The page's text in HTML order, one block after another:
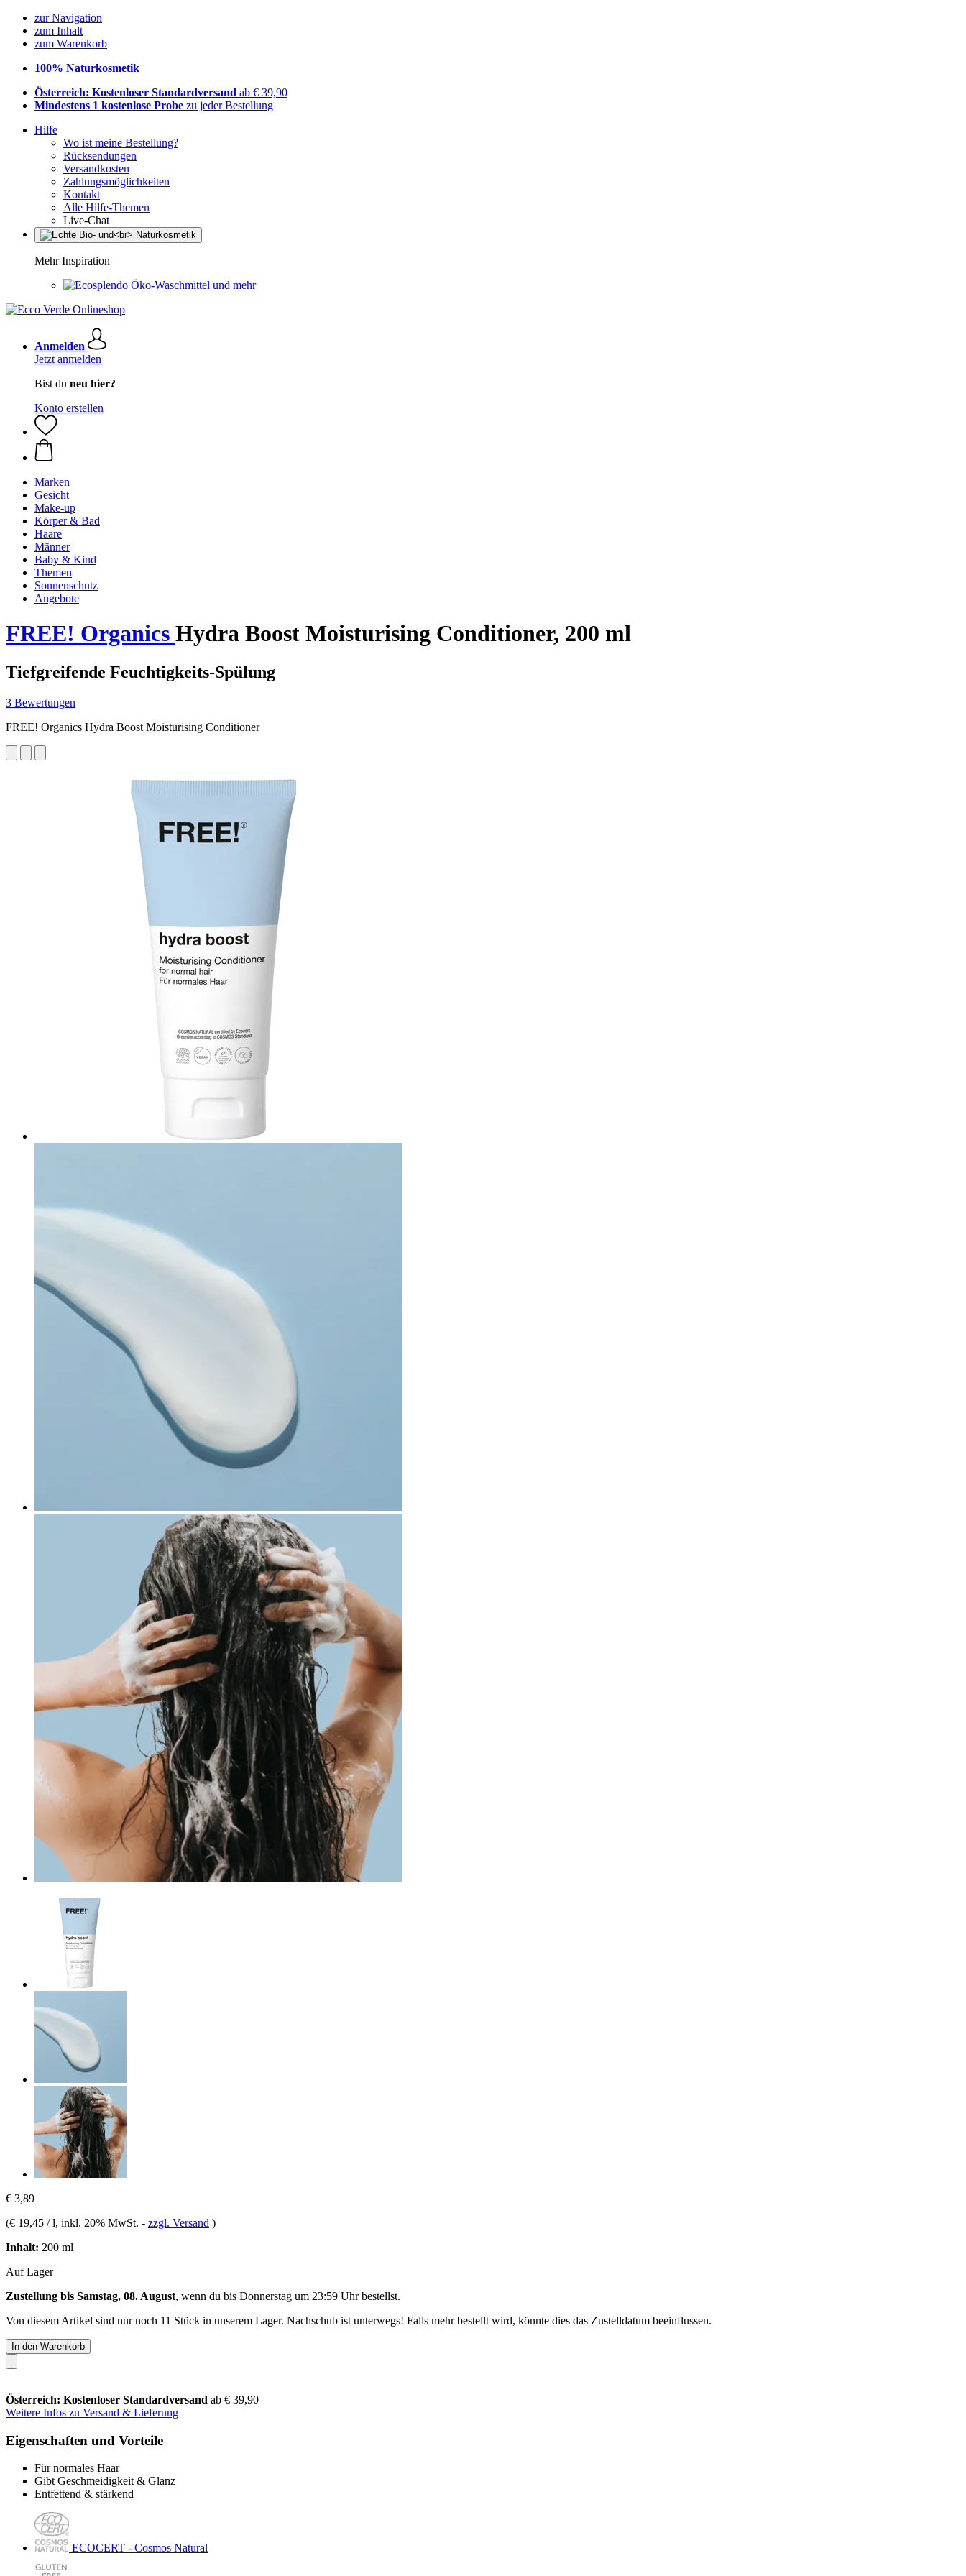
zur Navigation
zum Inhalt
zum Warenkorb
100% Naturkosmetik
Österreich: Kostenloser Standardversand ab € 39,90
Mindestens 1 kostenlose Probe zu jeder Bestellung
Hilfe
Wo ist meine Bestellung?
Rücksendungen
Versandkosten
Zahlungsmöglichkeiten
Kontakt
Alle Hilfe-Themen
Live-Chat
Mehr Inspiration
Öko-Waschmittel und mehr
Anmelden
Jetzt anmelden
Bist du neu hier?
Konto erstellen
Marken
Gesicht
Make-up
Körper & Bad
Haare
Männer
Baby & Kind
Themen
Sonnenschutz
Angebote
FREE! Organics Hydra Boost Moisturising Conditioner, 200 ml
Tiefgreifende Feuchtigkeits-Spülung
3 Bewertungen
FREE! Organics Hydra Boost Moisturising Conditioner
€ 3,89
(€ 19,45 / l, inkl. 20% MwSt. - zzgl. Versand )
Inhalt: 200 ml
Auf Lager
Zustellung bis Samstag, 08. August, wenn du bis Donnerstag um 23:59 Uhrbestellst.
Von diesem Artikel sind nur noch 11 Stück in unserem Lager. Nachschub ist unterwegs! Falls mehr bestellt wird, könnte dies das Zustelldatum beeinflussen.
In den Warenkorb
Österreich: Kostenloser Standardversand ab € 39,90
Weitere Infos zu Versand & Lieferung
Eigenschaften und Vorteile
Für normales Haar
Gibt Geschmeidigkeit & Glanz
Entfettend & stärkend
ECOCERT - Cosmos Natural